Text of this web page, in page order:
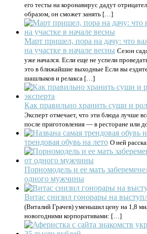
его тесты на коронавирус дадут
образом, он сможет занять […]
Март пришел, пора на дачу: что
на участке в начале весны Сезон
уже начался. Если еще не успели
это в ближайшие выходные Если вы
шашлыков и релакса […]
Как правильно хранить суши и
Эксперт отмечает, что эти блюда лучше
после приготовления — в ресторане или
трендовая обувь на лето О ней
Порномодель и ее мать
одного мужчины
Витас снизил гонорары на
(Виталий Грачев) уменьшил цену на 1,8
новогодними корпоративами: […]